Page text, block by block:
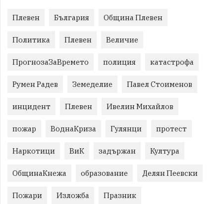
Плевен България Община Плевен
Политика Плевен Величие
ПрогнозаЗаВремето полиция катастрофа
Румен Радев Земеделие Павел Стоименов
инцидент Плевен Ивелин Михайлов
пожар ВоднаКриза Гулянци протест
Наркотици ВиК задържан Култура
ОбщинаКнежа образование Делян Пеевски
Пожари Изложба Празник